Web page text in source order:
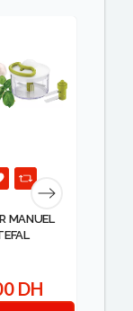
MANUEL
DH